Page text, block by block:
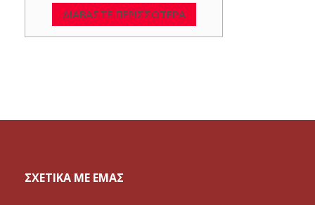
ΔΙΑΒΆΣΤΕ ΠΕΡΙΣΣΌΤΕΡΑ
ΣΧΕΤΙΚΑ ΜΕ ΕΜΑΣ